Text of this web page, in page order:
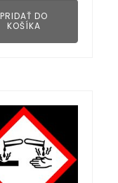
PRIDAŤ DO
KOŠÍKA